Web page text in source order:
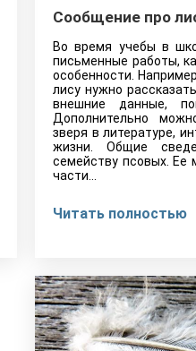
Сообщение про
Во время учебы в
письменные работы,
особенности.
лису нужно
внешние данные,
Дополнительно
зверя в литературе,
жизни. Общие
семейству псовых. Ее
части…
Читать полностью